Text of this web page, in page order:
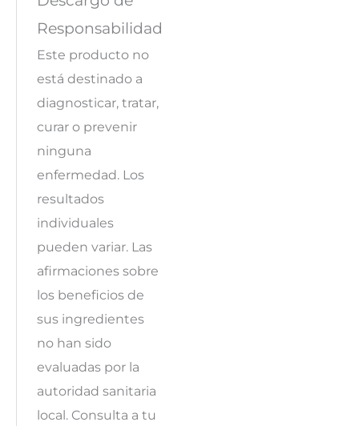
Responsabilidad
Este producto no
está destinado a
diagnosticar, tratar,
curar o prevenir
ninguna
enfermedad. Los
resultados
individuales
pueden variar. Las
afirmaciones sobre
los beneficios de
sus ingredientes
no han sido
evaluadas por la
autoridad sanitaria
local. Consulta a tu